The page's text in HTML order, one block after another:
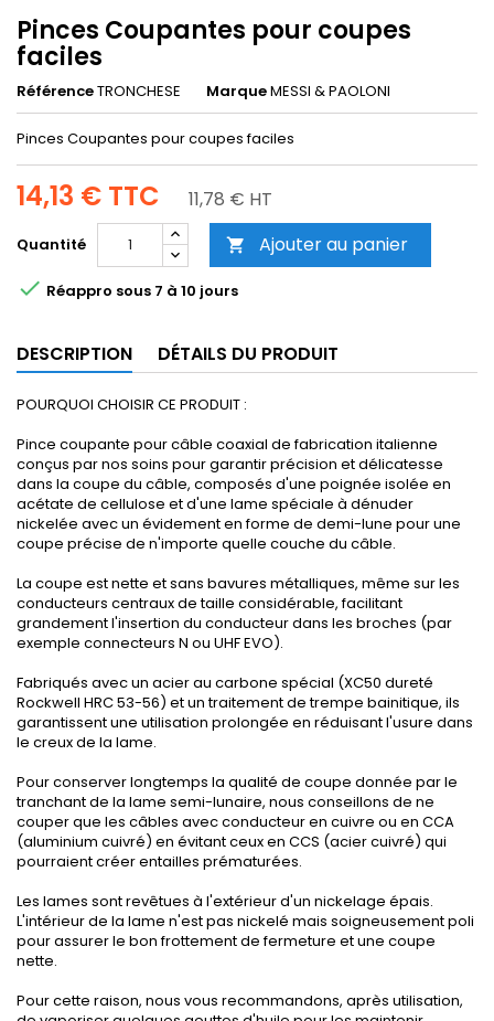
Pinces Coupantes pour coupes
faciles
RéférenceTRONCHESE MarqueMESSI & PAOLONI
Pinces Coupantes pour coupes faciles
14,13 € TTC 11,78 € HT
Quantité  Ajouter au panier
 Réappro sous 7 à 10 jours
DESCRIPTION DÉTAILS DU PRODUIT
POURQUOI CHOISIR CE PRODUIT :
Pince coupante pour câble coaxial de fabrication italienne
conçus par nos soins pour garantir précision et délicatesse
dans la coupe du câble, composés d'une poignée isolée en
acétate de cellulose et d'une lame spéciale à dénuder
nickelée avec un évidement en forme de demi-lune pour une
coupe précise de n'importe quelle couche du câble.
La coupe est nette et sans bavures métalliques, même sur les
conducteurs centraux de taille considérable, facilitant
grandement l'insertion du conducteur dans les broches (par
exemple connecteurs N ou UHF EVO).
Fabriqués avec un acier au carbone spécial (XC50 ​​dureté
Rockwell HRC 53-56) et un traitement de trempe bainitique, ils
garantissent une utilisation prolongée en réduisant l'usure dans
le creux de la lame.
Pour conserver longtemps la qualité de coupe donnée par le
tranchant de la lame semi-lunaire, nous conseillons de ne
couper que les câbles avec conducteur en cuivre ou en CCA
(aluminium cuivré) en évitant ceux en CCS (acier cuivré) qui
pourraient créer entailles prématurées.
Les lames sont revêtues à l'extérieur d'un nickelage épais.
L'intérieur de la lame n'est pas nickelé mais soigneusement poli
pour assurer le bon frottement de fermeture et une coupe
nette.
Pour cette raison, nous vous recommandons, après utilisation,